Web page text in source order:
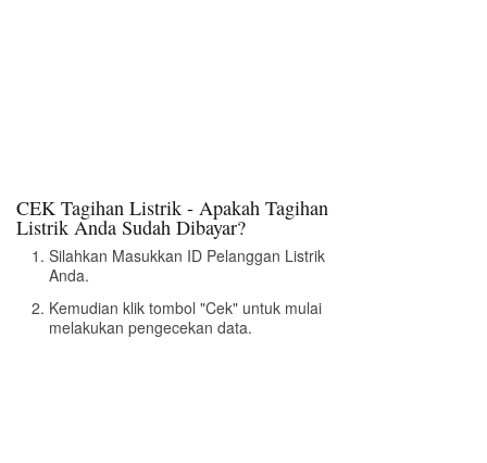
CEK Tagihan Listrik - Apakah Tagihan
Listrik Anda Sudah Dibayar?
Silahkan Masukkan ID Pelanggan Listrik
Anda.
Kemudian klik tombol "Cek" untuk mulai
melakukan pengecekan data.